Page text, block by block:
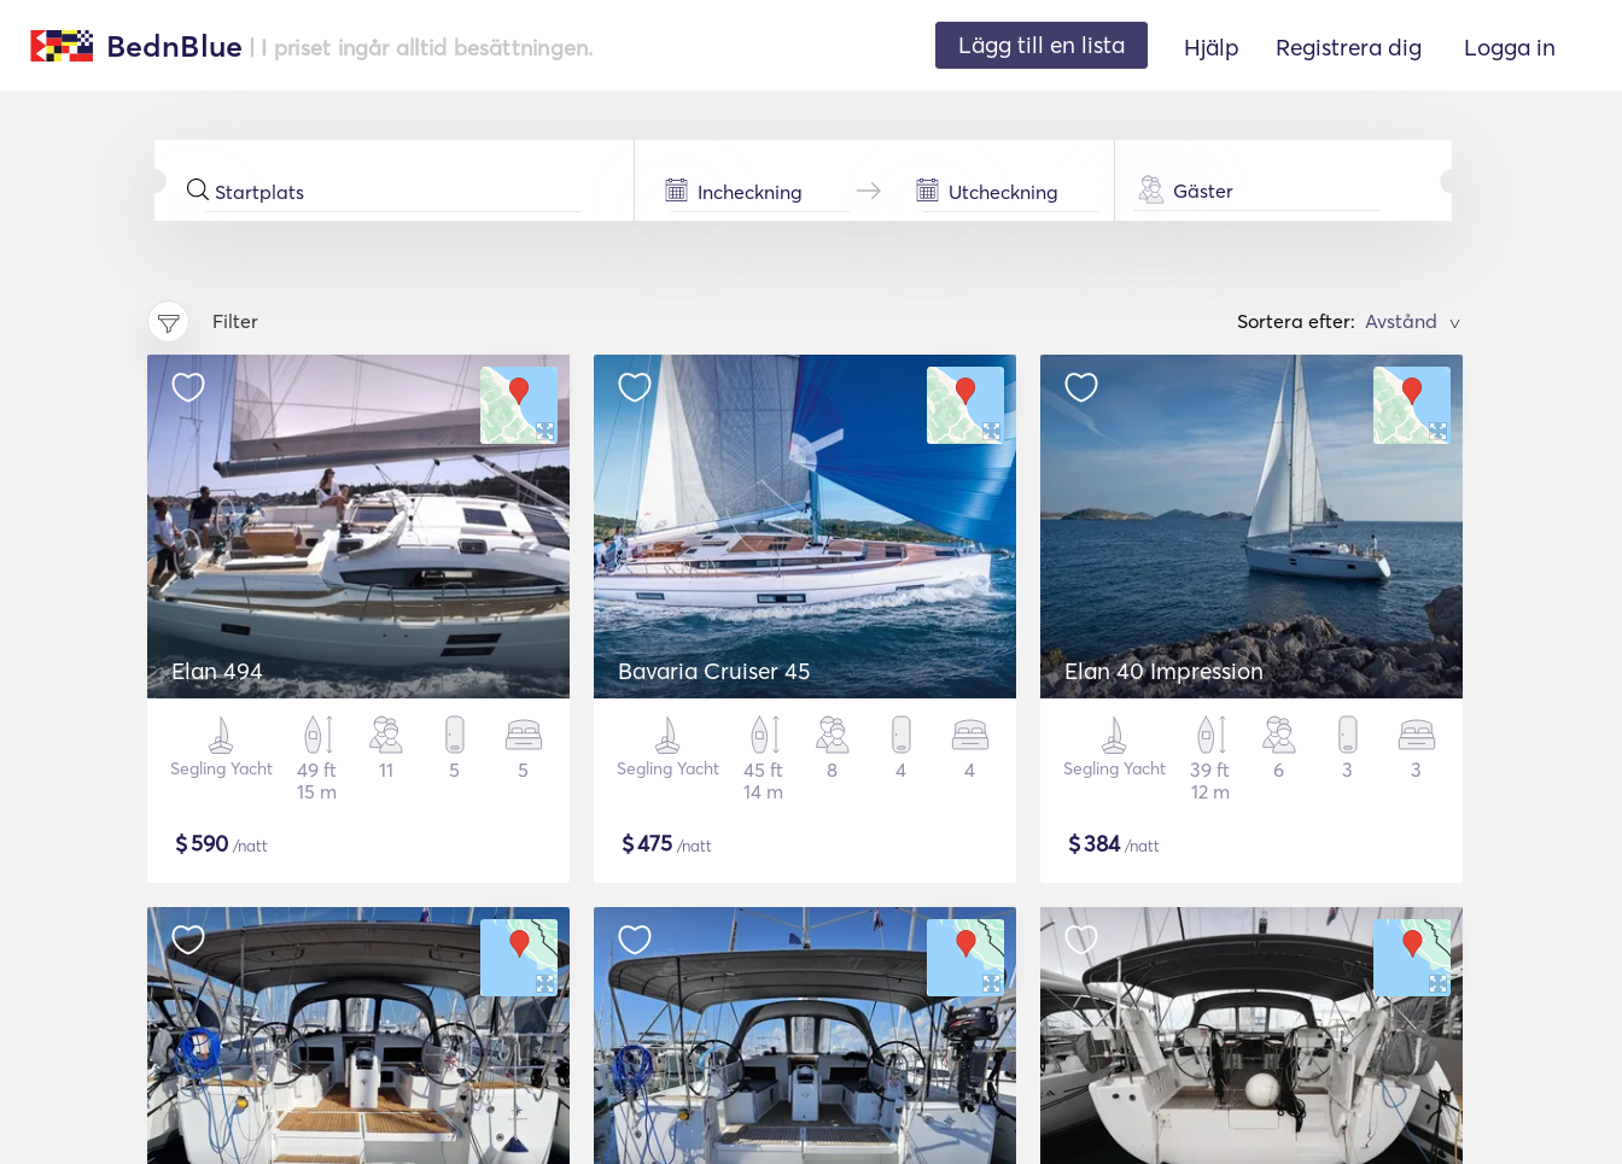
BednBlue | I priset ingår alltid besättningen. Lägg till en lista Hjälp Registrera dig Logga in
Gäster
Filter Sortera efter: >
Elan 494
Segling Yacht
49 ft
15 m
11 5 5
$590 /natt
Bavaria Cruiser 45
Segling Yacht
45 ft
14 m
8 4 4
$475 /natt
Elan 40 Impression
Segling Yacht
39 ft
12 m
6 3 3
$384/natt